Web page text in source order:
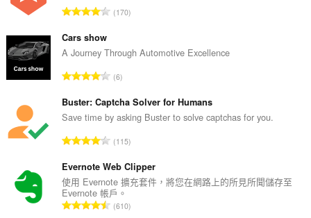
評
總
數
170
Cars show
A Journey Through Automotive Excellence
評
的
總
數
6
Buster: Captcha Solver for Humans
Save time by asking Buster to solve captchas for you.
評
的
總
次
數
115
Evernote Web Clipper
使用 Evernote 擴充套件，將您在網路上的所見所聞儲存至
Evernote 帳戶。
評610